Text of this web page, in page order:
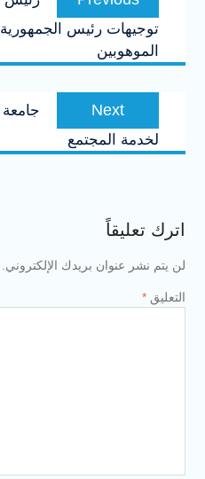
المقالات
post:
توجيهات رئيس
الموهوبين
Next
Next
post:
لخدمة المجتمع
اترك تعليقاً
لن يتم نشر عنوان بريدك الإلكتروني.
التعليق *